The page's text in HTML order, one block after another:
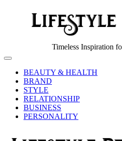
People
Timeless Inspiration
Off
CanvasBEAUTY & HEALTH
BRAND
STYLE
RELATIONSHIP
BUSINESS
PERSONALITY